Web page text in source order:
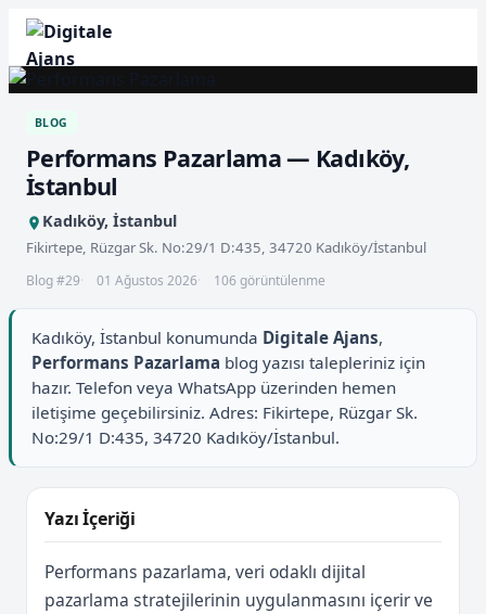
BLOG
Performans Pazarlama — Kadıköy,
İstanbul
Kadıköy, İstanbul
Fikirtepe, Rüzgar Sk. No:29/1 D:435, 34720 Kadıköy/İstanbul
Blog #29 01 Ağustos 2026 106 görüntülenme
Kadıköy, İstanbul konumunda Digitale Ajans,
Performans Pazarlama blog yazısı talepleriniz için
hazır. Telefon veya WhatsApp üzerinden hemen
iletişime geçebilirsiniz. Adres: Fikirtepe, Rüzgar Sk.
No:29/1 D:435, 34720 Kadıköy/İstanbul.
Yazı İçeriği
Performans pazarlama, veri odaklı dijital
pazarlama stratejilerinin uygulanmasını içerir ve